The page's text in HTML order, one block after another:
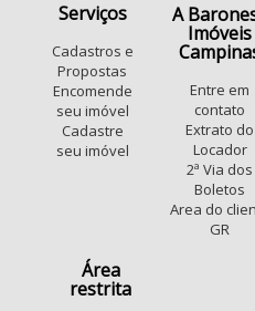
Serviços
Cadastros e
Propostas
Encomende
seu imóvel
Cadastre
seu imóvel
A
Imóveis
Entre em
contato
Extrato do
Locador
2ª Via dos
Boletos
Area do
GR
Área
restrita